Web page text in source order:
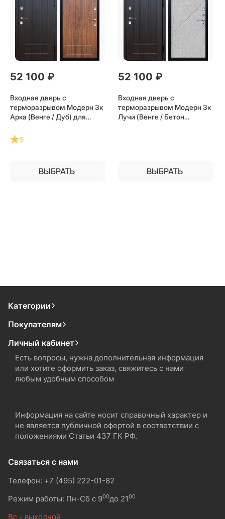
52 100 ₽
Входная дверь с
терморазрывом Модерн 3к
Арка (Венге / Дуб) для
и дачи
5
ВЫБРАТЬ
52 100 ₽
Входная дверь с
терморазрывом Модерн 3к
Лучи (Венге / Бетон
ВЫБРАТЬ
Категории
Покупателям
Личный кабинет
Есть вопросы, нужна дополнительная информация
или хотите оформить заказ, свяжитесь с нами
любым удобным способом
Информация на сайте носит справочный характер и
не является публичной офертой в соответствии с
положениями Статьи 437 ГК РФ.
Связаться с нами
Телефон: +7 (495) 222-01-82
Режим работы: Пн-Сб с 900до 2100
Вс - выходной